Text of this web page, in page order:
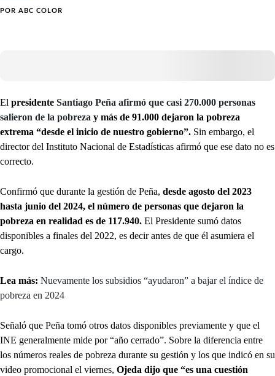
POR ABC COLOR
El presidente Santiago Peña afirmó que casi 270.000 personas
salieron de la pobreza y más de 91.000 dejaron la pobreza
extrema “desde el inicio de nuestro gobierno”. Sin embargo, el
director del Instituto Nacional de Estadísticas afirmó que ese dato no es
correcto.
Confirmó que durante la gestión de Peña, desde agosto del 2023
hasta junio del 2024, el número de personas que dejaron la
pobreza en realidad es de 117.940. El Presidente sumó datos
disponibles a finales del 2022, es decir antes de que él asumiera el
cargo.
Lea más: Nuevamente los subsidios “ayudaron” a bajar el índice de
pobreza en 2024
Señaló que Peña tomó otros datos disponibles previamente y que el
INE generalmente mide por “año cerrado”. Sobre la diferencia entre
los números reales de pobreza durante su gestión y los que indicó en su
video promocional el viernes, Ojeda dijo que “es una cuestión